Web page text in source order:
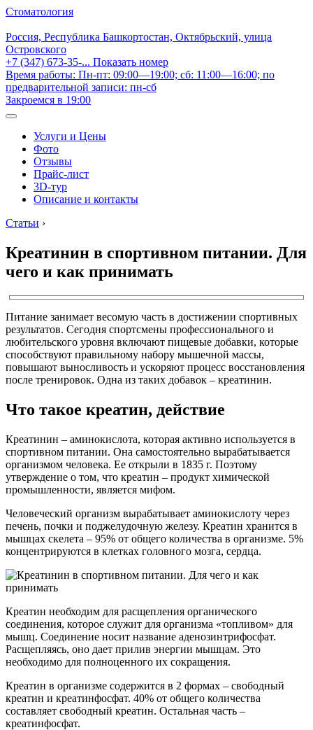
Стоматология
Россия, Республика Башкортостан, Октябрьский, улица
Островского
+7 (347) 673-35-... Показать номер
Время работы: Пн-пт: 09:00—19:00; сб: 11:00—16:00; по
предварительной записи: пн-сб
Закроемся в 19:00
Услуги и Цены
Фото
Отзывы
Прайс-лист
3D-тур
Описание и контакты
Статьи ›
Креатинин в спортивном питании. Для
чего и как принимать
Питание занимает весомую часть в достижении спортивных
результатов. Сегодня спортсмены профессионального и
любительского уровня включают пищевые добавки, которые
способствуют правильному набору мышечной массы,
повышают выносливость и ускоряют процесс восстановления
после тренировок. Одна из таких добавок – креатинин.
Что такое креатин, действие
Креатинин – аминокислота, которая активно используется в
спортивном питании. Она самостоятельно вырабатывается
организмом человека. Ее открыли в 1835 г. Поэтому
утверждение о том, что креатин – продукт химической
промышленности, является мифом.
Человеческий организм вырабатывает аминокислоту через
печень, почки и поджелудочную железу. Креатин хранится в
мышцах скелета – 95% от общего количества в организме. 5%
концентрируются в клетках головного мозга, сердца.
Креатин необходим для расщепления органического
соединения, которое служит для организма «топливом» для
мышц. Соединение носит название аденозинтрифосфат.
Расщепляясь, оно дает прилив энергии мышцам. Это
необходимо для полноценного их сокращения.
Креатин в организме содержится в 2 формах – свободный
креатин и креатинфосфат. 40% от общего количества
составляет свободный креатин. Остальная часть –
креатинфосфат.